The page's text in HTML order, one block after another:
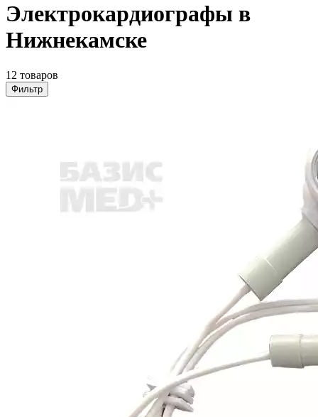
Электрокардиографы в
Нижнекамске
12 товаров
Фильтр